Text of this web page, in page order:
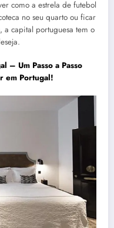
como a estrela de futebol
no seu quarto ou ficar
a capital portuguesa tem o
– Um Passo a Passo
em Portugal!